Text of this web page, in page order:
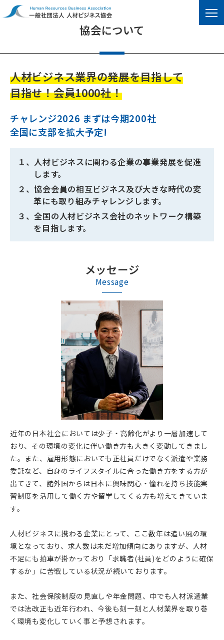
ABOUT US
協会について
人材ビジネス業界の発展を目指して
目指せ！会員1000社！
チャレンジ2026 まずは今期200社
全国に支部を拡大予定!
１、人材ビジネスに関わる企業の事業発展を促進
します。
２、協会会員の相互ビジネス及び大きな時代の変
革にも取り組みチャレンジします。
３、全国の人材ビジネス会社のネットワーク構築
を目指します。
メッセージ
Message
近年の日本社会においては少子・高齢化がより一層加速して
おり、その環境の変化に伴い働き方も大きく変動してきまし
た。また、雇用形態においても正社員だけでなく派遣や業務
委託など、自身のライフスタイルに合った働き方をする方が
出てきて、諸外国からは日本に興味関心・憧れを持ち技能実
習制度を活用して働く方や留学してくる方も増えてきていま
す。
人材ビジネスに携わる企業にとって、ここ数年は追い風の環
境となっており、求人数は未だ増加傾向にありますが、人材
不足にも拍車が掛かっており「求職者(社員)をどのように確保
するか」に苦戦している状況が続いております。
また、社会保険制度の見直しや年金問題、中でも人材派遣業
では法改正も近年行われ、今後も刻一刻と人材業界を取り巻
く環境も変化していく事と予想されます。